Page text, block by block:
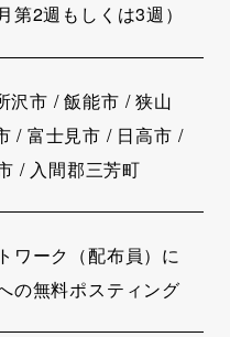
第2週もしくは3週）
沢市 / 飯能市 / 狭山
/ 富士見市 / 日高市 /
/ 入間郡三芳町
ワーク（配布員）に
の無料ポスティング